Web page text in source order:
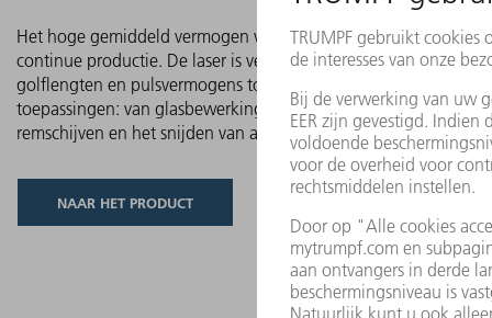
Het hoge gemiddeld vermogen van de TruMicro serie 6000 is
continue productie. De laser is verkrijgbaar in een groot aantal
golflengten en pulsvermogens tot 2 mJ. De reeks dekt daarmee
toepassingen: van glasbewerking tot in het millimeterwerk, het
remschijven en het snijden van accufoliën tot de productie van
NAAR HET PRODUCT